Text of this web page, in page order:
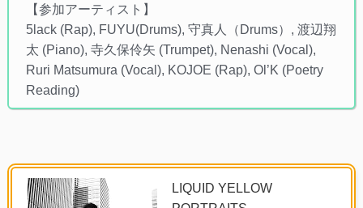
【参加アーティスト】
5lack (Rap), FUYU(Drums), 守真人（Drums）, 渡辺翔
太 (Piano), 寺久保伶矢 (Trumpet), Nenashi (Vocal),
Ruri Matsumura (Vocal), KOJOE (Rap), Ol’K (Poetry
Reading)
LIQUID YELLOW